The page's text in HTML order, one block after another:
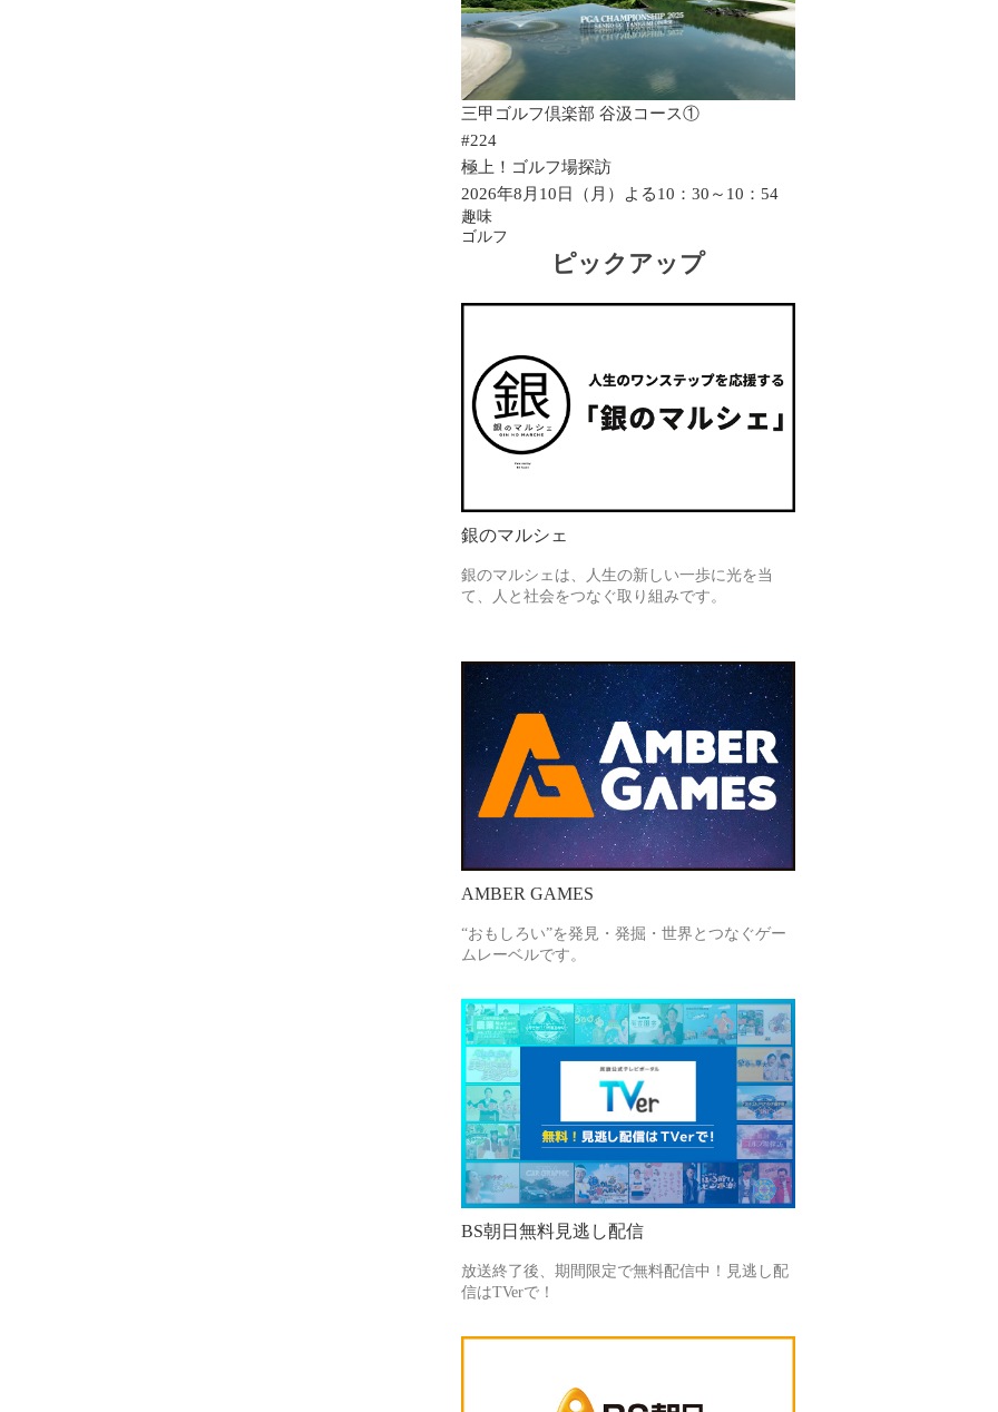
三甲ゴルフ倶楽部 谷汲コース①
#224
極上！ゴルフ場探訪
2026年8月10日（月）よる10：30～10：54
趣味
ゴルフ
ピックアップ
銀のマルシェ
銀のマルシェは、人生の新しい一歩に光を当
て、人と社会をつなぐ取り組みです。
AMBER GAMES
“おもしろい”を発見・発掘・世界とつなぐゲー
ムレーベルです。
BS朝日無料見逃し配信
放送終了後、期間限定で無料配信中！見逃し配
信はTVerで！